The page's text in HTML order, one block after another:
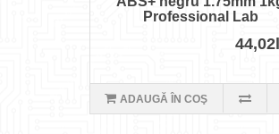
Professional Lab
ADAUGĂ ÎN COŞ